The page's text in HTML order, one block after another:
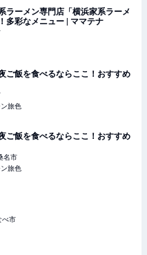
ラーメン専門店「横浜家系ラーメ
多彩なメニュー | ママテナ
ご飯を食べるならここ！おすすめ
旅色
ご飯を食べるならここ！おすすめ
名市
旅色
べ市